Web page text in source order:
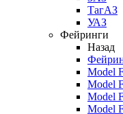
ТагАЗ
УАЗ
Фейринги
Назад
Model
Model
Model
Model